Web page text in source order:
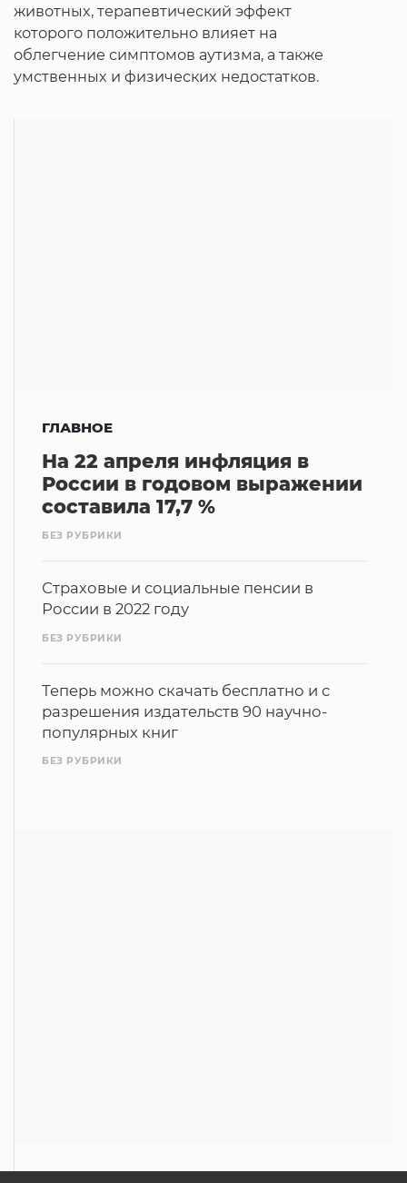
животных, терапевтический эффект
которого положительно влияет на
облегчение симптомов аутизма, а также
умственных и физических недостатков.
ГЛАВНОЕ
На 22 апреля инфляция в
России в годовом выражении
составила 17,7 %
БЕЗ РУБРИКИ
Страховые и социальные пенсии в
России в 2022 году
БЕЗ РУБРИКИ
Теперь можно скачать бесплатно и с
разрешения издательств 90 научно-
популярных книг
БЕЗ РУБРИКИ